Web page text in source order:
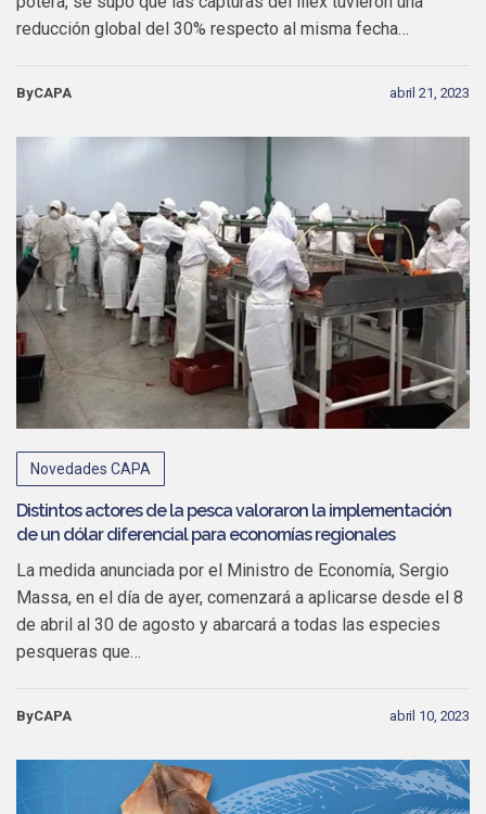
reducción global del 30% respecto al misma fecha…
ByCAPA abril 21, 2023
Novedades CAPA
Distintos actores de la pesca valoraron la implementación
de un dólar diferencial para economías regionales
La medida anunciada por el Ministro de Economía, Sergio
Massa, en el día de ayer, comenzará a aplicarse desde el 8
de abril al 30 de agosto y abarcará a todas las especies
pesqueras que…
ByCAPA abril 10, 2023